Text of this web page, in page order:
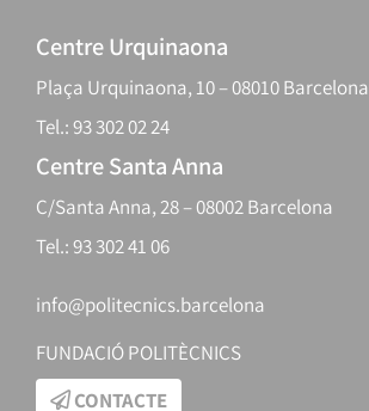
Centre Urquinaona
Plaça Urquinaona, 10 – 08010 Barcelona
Tel.: 93 302 02 24
Centre Santa Anna
C/Santa Anna, 28 – 08002 Barcelona
Tel.: 93 302 41 06
info@politecnics.barcelona
FUNDACIÓ POLITÈCNICS
CONTACTE